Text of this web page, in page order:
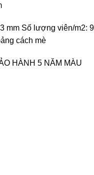
mm Số lượng viên/m2: 9
cách mè
HÀNH 5 NĂM MÀU